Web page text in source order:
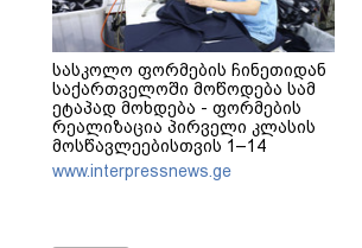
სასკოლო ფორმების ჩინეთიდან
საქართველოში მოწოდება სამ
ეტაპად მოხდება - ფორმების
რეალიზაცია პირველი კლასის
მოსწავლეებისთვის 1–14
სექტემბრის პერიოდში, ხოლო
მეორე და მესამე ეტაპებზე -
www.interpressnews.ge